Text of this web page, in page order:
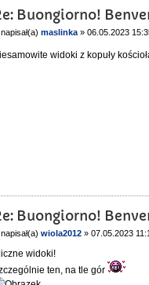
Buongiorno!
napisał(a)maslinka » 06.05.2023
widoki z kopuły
Buongiorno!
napisał(a)wiola2012 » 07.05.2023
widoki!
ten, na tle gór